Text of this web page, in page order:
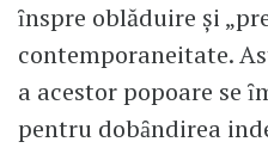
ȋnspre oblăduire şi
contemporaneitate.
a acestor popoare se
pentru dobȃndirea